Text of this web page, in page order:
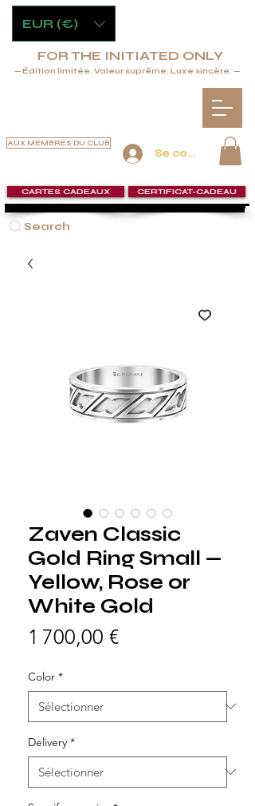
Se connecter
AUX MEMBRES DU CLUB
Search
CARTES CADEAUX CERTIFICAT-CADEAU
FOR THE INITIATED ONLY
— Édition limitée. Valeur suprême. Luxe sincère. —
EUR (€)
Zaven Classic
Gold Ring Small —
Yellow, Rose or
White Gold
1 700,00 €Prix
Color *
Delivery *